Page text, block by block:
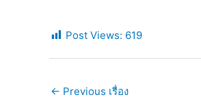
Post Views: 619
← Previous เรื่อง